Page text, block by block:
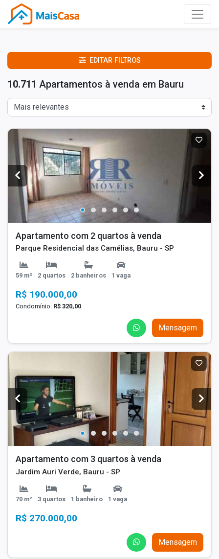
EDITAR FILTROS
10.711 Apartamentos à venda em Bauru
Apartamento com 2 quartos à venda
Parque Residencial das Camélias, Bauru - SP
59 m² 2 quartos 2 banheiros 1 vaga
R$ 190.000,00
Condomínio: R$ 320,00
Mensagem
Apartamento com 3 quartos à venda
Jardim Auri Verde, Bauru - SP
70 m² 3 quartos 1 banheiro 1 vaga
R$ 270.000,00
Mensagem